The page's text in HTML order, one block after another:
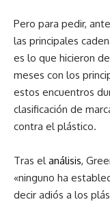
Pero para pedir,
las principales
es lo que hicieron
meses con los
estos encuentros
clasificación de
contra el plástico.
Tras el análisis,
«ninguno ha
decir adiós a los